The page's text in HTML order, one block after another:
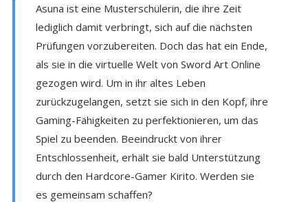
Asuna ist eine Musterschülerin, die ihre Zeit
lediglich damit verbringt, sich auf die nächsten
Prüfungen vorzubereiten. Doch das hat ein Ende,
als sie in die virtuelle Welt von Sword Art Online
gezogen wird. Um in ihr altes Leben
zurückzugelangen, setzt sie sich in den Kopf, ihre
Gaming-Fähigkeiten zu perfektionieren, um das
Spiel zu beenden. Beeindruckt von ihrer
Entschlossenheit, erhält sie bald Unterstützung
durch den Hardcore-Gamer Kirito. Werden sie
es gemeinsam schaffen?